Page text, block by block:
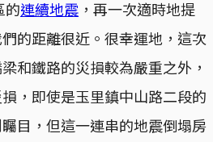
的連續地震 ，再一次適時地提
的距離很近。很幸運地，這次
和鐵路的災損較為嚴重之外，
，即使是玉里鎮中山路二段的
目，但這一連串的地震倒塌房